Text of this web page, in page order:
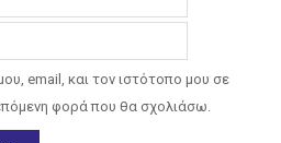
email, και τον ιστότοπο μου σε
φορά που θα σχολιάσω.